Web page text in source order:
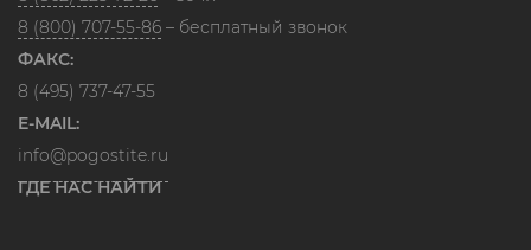
8 (800) 707-55-86 – бесплатный звонок
ФАКС:
8 (495) 737-47-55
E-MAIL:
info@pogostite.ru
ГДЕ НАС НАЙТИ